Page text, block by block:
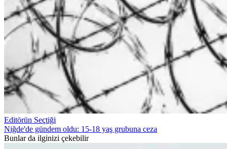
Editörün Seçtiği
Niğde'de gündem oldu: 15-18 yaş grubuna ceza
Bunlar da ilginizi çekebilir